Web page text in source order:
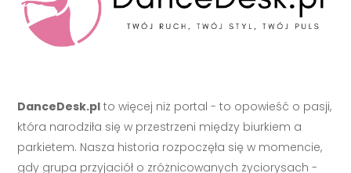
DanceDesk.pl to więcej niż portal - to opowieść o pasji,
która narodziła się w przestrzeni między biurkiem a
parkietem. Nasza historia rozpoczęła się w momencie,
gdy grupa przyjaciół o zróżnicowanych życiorysach -